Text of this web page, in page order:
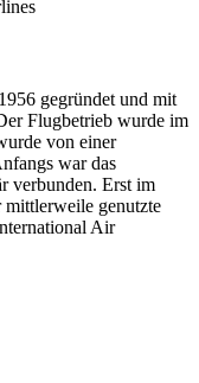
gegründet und mit
Flugbetrieb wurde im
von einer
war das
verbunden. Erst im
genutzte
Air